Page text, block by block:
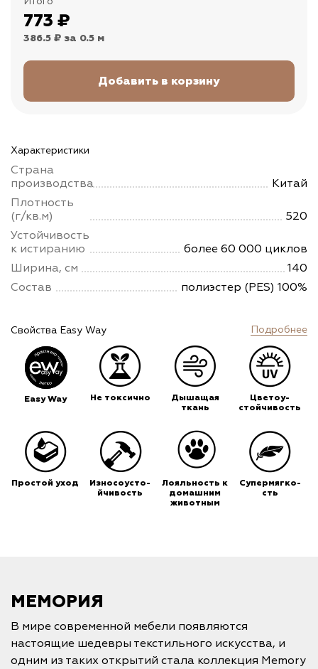
773 ₽
386.5 ₽ за 0.5 м
Характеристики
Страна
производства
Китай
Плотность
(г/кв.м)
520
Устойчивость
к истиранию
более 60 000 циклов
Ширина, см
140
Состав
полиэстер (PES) 100%
Свойства Easy Way Подробнее
Easy Way Не токсично
Дышащая
ткань
Цветоу-
стойчивость
Простой уход
Износоусто-
йчивость
Лояльность к
домашним
животным
Супермягко-
сть
МЕМОРИЯ
В мире современной мебели появляются
настоящие шедевры текстильного искусства, и
одним из таких открытий стала коллекция Memory